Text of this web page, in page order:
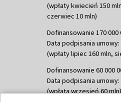
(wpłaty kwiecień 150
czerwiec 10 mln)
Dofinansowanie 170 000
Data podpisania umowy:
(wpłaty lipiec 160 mln,
Dofinansowanie 60 000
Data podpisania umowy:
(wpłata wrzesień 60 mln)